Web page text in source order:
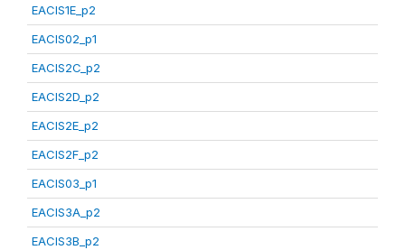
EACIS1E_p2
EACIS02_p1
EACIS2C_p2
EACIS2D_p2
EACIS2E_p2
EACIS2F_p2
EACIS03_p1
EACIS3A_p2
EACIS3B_p2